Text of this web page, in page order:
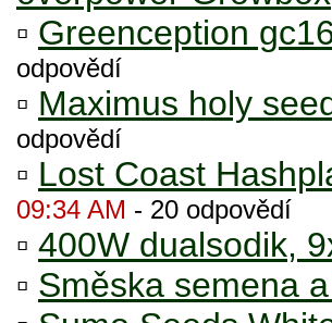
▫ Greenception
odpovědí
▫ Maximus holy
odpovědí
▫ Lost Coast
09:34 AM - 20 odpovědí
▫ 400W dualsodik,
▫ Směska semena